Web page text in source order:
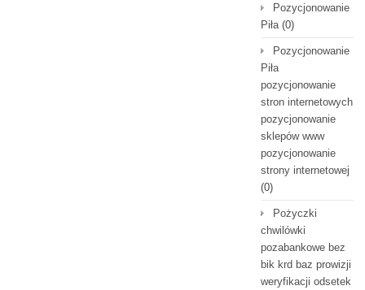
Pozycjonowanie
Piła(0)
Pozycjonowanie
Piła
pozycjonowanie
stron internetowych
pozycjonowanie
sklepów www
pozycjonowanie
strony internetowej
(0)
Pożyczki
chwilówki
pozabankowe bez
bik krd baz prowizji
weryfikacji odsetek